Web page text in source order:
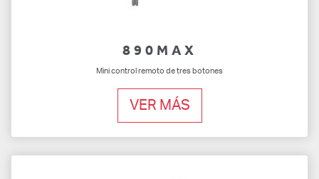
890MAX
Mini control remoto de tres botones
VER MÁS